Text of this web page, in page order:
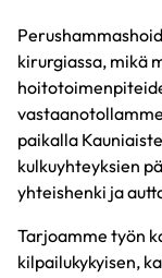
kirurgiassa, mikä
paikalla
kulkuyhteyksien
yhteishenki ja
Tarjoamme työn
kilpailukykyisen,